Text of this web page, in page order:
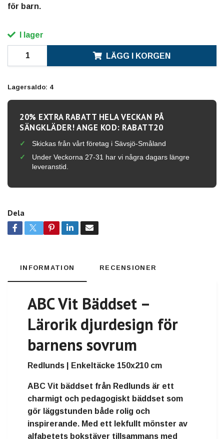
för barn.
I lager
LÄGG I KORGEN
Lagersaldo: 4
20% EXTRA RABATT HELA VECKAN PÅ
SÄNGKLÄDER! ANGE KOD: RABATT20
Skickas från vårt företag i Sävsjö-Småland
Under Veckorna 27-31 har vi några dagars längre
leveranstid.
Dela
INFORMATION RECENSIONER
ABC Vit Bäddset –
Lärorik djurdesign för
barnens sovrum
Redlunds | Enkeltäcke 150x210 cm
ABC Vit bäddset från Redlunds är ett
charmigt och pedagogiskt bäddset som
gör läggstunden både rolig och
inspirerande. Med ett lekfullt mönster av
alfabetets bokstäver tillsammans med